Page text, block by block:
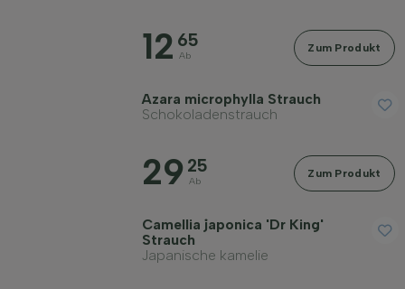
12 65
Ab
Zum Produkt
Azara microphylla Strauch
Schokoladenstrauch
29 25
Ab
Zum Produkt
Camellia japonica 'Dr King'
Strauch
Japanische kamelie